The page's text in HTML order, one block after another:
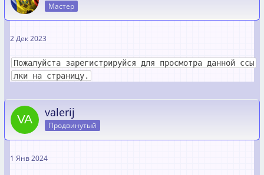
Мастер
2 Дек 2023
Пожалуйста зарегистрируйся для просмотра данной ссы
лки на страницу.
valerij
Продвинутый
1 Янв 2024